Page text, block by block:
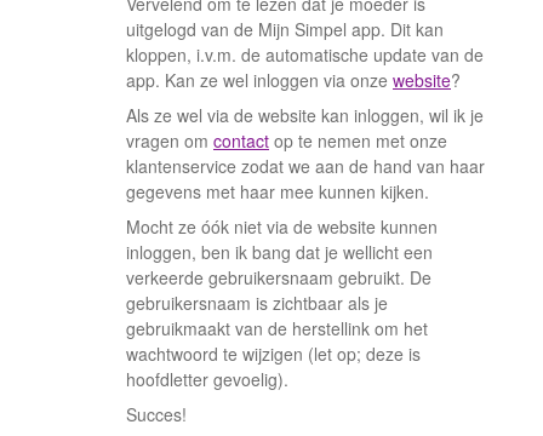
uitgelogd van de Mijn Simpel app. Dit kan
kloppen, i.v.m. de automatische update van de
app. Kan ze wel inloggen via onze website?
Als ze wel via de website kan inloggen, wil ik je
vragen om contact op te nemen met onze
klantenservice zodat we aan de hand van haar
gegevens met haar mee kunnen kijken.
Mocht ze óók niet via de website kunnen
inloggen, ben ik bang dat je wellicht een
verkeerde gebruikersnaam gebruikt. De
gebruikersnaam is zichtbaar als je
gebruikmaakt van de herstellink om het
wachtwoord te wijzigen (let op; deze is
hoofdletter gevoelig).
Succes!